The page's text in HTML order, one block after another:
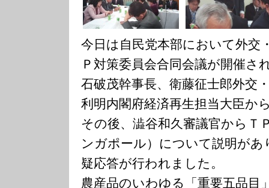
今日は自民党本部において外交
Ｐ対策委員会合同会議が開催さ
石破茂幹事長、衛藤征士郎外交
利明内閣府経済再生担当大臣か
その後、澁谷和久審議官からＴ
ンガポール）について説明が
疑応答が行われました。
農産品のいわゆる「重要五品目